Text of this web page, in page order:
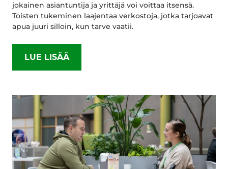
jokainen asiantuntija ja yrittäjä voi voittaa itsensä.
Toisten tukeminen laajentaa verkostoja, jotka tarjoavat
apua juuri silloin, kun tarve vaatii.
LUE LISÄÄ